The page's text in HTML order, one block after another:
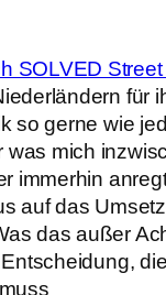
SOLVED
für
so gerne wie
was mich
immerhin
auf das
das außer